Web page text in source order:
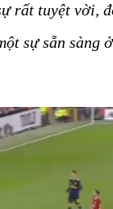
rất tuyệt vời,
sự sẵn sàng